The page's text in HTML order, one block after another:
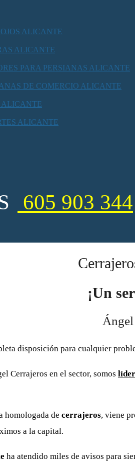
ALICANTE
ALICANTE
PARA PERSIANAS ALICANTE
DE COMERCIO ALICANTE
ALICANTE
ALICANTE
605 903 344
¡Un
disposición para cualquier
Cerrajeros en el sector, somos
homologada de cerrajeros, viene
a la capital.
ha atendido miles de avisos para